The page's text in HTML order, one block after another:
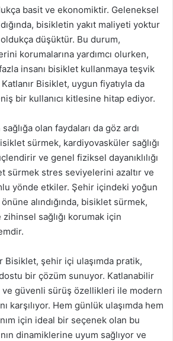
basit ve ekonomiktir. Geleneksel
bisikletin yakıt maliyeti yoktur
oldukça düşüktür. Bu durum,
korumalarına yardımcı olurken,
insanı bisiklet kullanmaya teşvik
Bisiklet, uygun fiyatıyla da
bir kullanıcı kitlesine hitap ediyor.
olan faydaları da göz ardı
sürmek, kardiyovasküler sağlığı
ve genel fiziksel dayanıklılığı
sürmek stres seviyelerini azaltır ve
yönde etkiler. Şehir içindeki yoğun
alındığında, bisiklet sürmek,
sağlığı korumak için
Bisiklet, şehir içi ulaşımda pratik,
bir çözüm sunuyor. Katlanabilir
ve güvenli sürüş özellikleri ile modern
karşılıyor. Hem günlük ulaşımda hem
için ideal bir seçenek olan bu
dinamiklerine uyum sağlıyor ve